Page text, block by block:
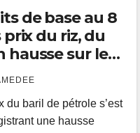
de base au 8
prix du riz, du
hausse sur le
du baril de pétrole s’est
une hausse